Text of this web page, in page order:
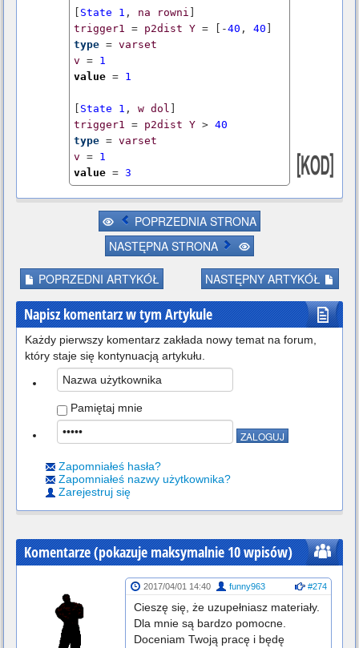
State 1 , na rowni
trigger1 = p2dist Y = [-40 , 40
type = varset
v = 1
value = 1
State 1 , w dol
trigger1 = p2dist Y > 40
type = varset
v = 1
value = 3
POPRZEDNIA STRONA
NASTĘPNA STRONA
POPRZEDNI ARTYKÓŁ NASTĘPNY ARTYKÓŁ
Napisz komentarz w tym Artykule
Każdy pierwszy komentarz zakłada nowy temat na forum,
który staje się kontynuacją artykułu.
Pamiętaj mnie
Zapomniałeś hasła?
Zapomniałeś nazwy użytkownika?
Zarejestruj się
Komentarze(pokazuje maksymalnie 10 wpisów)
2017/04/01 14:40 funny963 #274
Cieszę się, że uzupełniasz materiały.
Dla mnie są bardzo pomocne.
Doceniam Twoją pracę i będę